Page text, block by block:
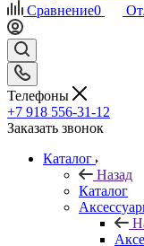
Сравнение0
Телефоны
+7 918 556-31-12
Заказать звонок
Каталог
Назад
Каталог